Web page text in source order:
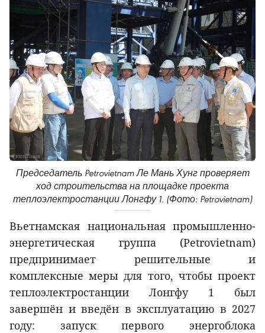
Председатель Petrovietnam Ле Мань Хунг проверяет
ход строительства на площадке проекта
теплоэлектростанции Лонгфу 1. (Фото: Petrovietnam)
Вьетнамская национальная промышленно-
энергетическая группа (Petrovietnam)
предпринимает решительные и
комплексные меры для того, чтобы проект
теплоэлектростанции Лонгфу 1 был
завершён и введён в эксплуатацию в 2027
году: запуск первого энергоблока